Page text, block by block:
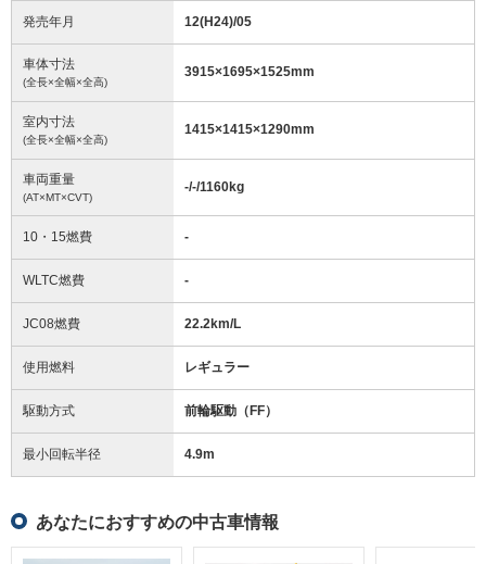
発売年月 12(H24)/05
車体寸法
(全長×全幅×全高)
3915×1695×1525mm
室内寸法
(全長×全幅×全高)
1415×1415×1290mm
車両重量
(AT×MT×CVT)
-/-/1160kg
10・15燃費 -
WLTC燃費 -
JC08燃費 22.2km/L
使用燃料 レギュラー
駆動方式 前輪駆動（FF）
最小回転半径 4.9m
あなたにおすすめの中古車情報